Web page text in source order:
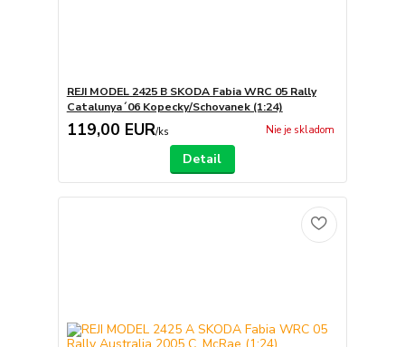
REJI MODEL 2425 B SKODA Fabia WRC 05 Rally
Catalunya´06 Kopecky/Schovanek (1:24)
119,00 EUR/ks Nie je skladom
Detail